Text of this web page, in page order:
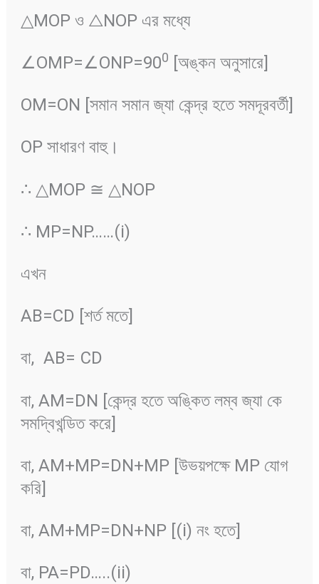
△MOP ও △NOP এর মধ্যে
∠OMP=∠ONP=900 [অঙ্কন অনুসারে]
OM=ON [সমান সমান জ্যা কেন্দ্র হতে সমদূরবর্তী]
OP সাধারণ বাহু।
∴ △MOP ≅ △NOP
∴ MP=NP……(i)
এখন
AB=CD [শর্ত মতে]
বা, AB= CD
বা, AM=DN [কেন্দ্র হতে অঙ্কিত লম্ব জ্যা কে
সমদ্বিখন্ডিত করে]
বা, AM+MP=DN+MP [উভয়পক্ষে MP যোগ
করি]
বা, AM+MP=DN+NP [(i) নং হতে]
বা, PA=PD…..(ii)